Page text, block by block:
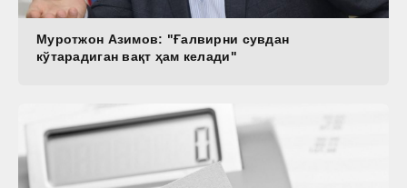
Муротжон Азимов: "Ғалвирни сувдан
кўтарадиган вақт ҳам келади"